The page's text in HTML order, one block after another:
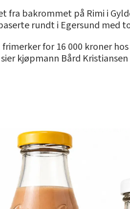
fra bakrommet på Rimi i
rundt i Egersund med
frimerker for 16 000 kroner
kjøpmann Bård